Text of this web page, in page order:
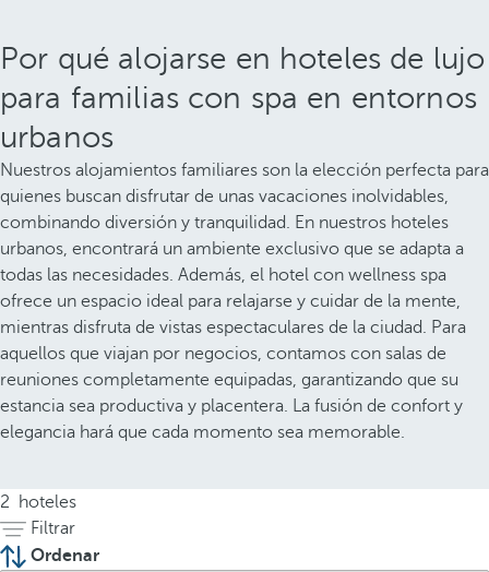
Por qué alojarse en hoteles de lujo
para familias con spa en entornos
urbanos
Nuestros alojamientos familiares son la elección perfecta para
quienes buscan disfrutar de unas vacaciones inolvidables,
combinando diversión y tranquilidad. En nuestros hoteles
urbanos, encontrará un ambiente exclusivo que se adapta a
todas las necesidades. Además, el hotel con wellness spa
ofrece un espacio ideal para relajarse y cuidar de la mente,
mientras disfruta de vistas espectaculares de la ciudad. Para
aquellos que viajan por negocios, contamos con salas de
reuniones completamente equipadas, garantizando que su
estancia sea productiva y placentera. La fusión de confort y
elegancia hará que cada momento sea memorable.
2
hoteles
Filtrar
Ordenar